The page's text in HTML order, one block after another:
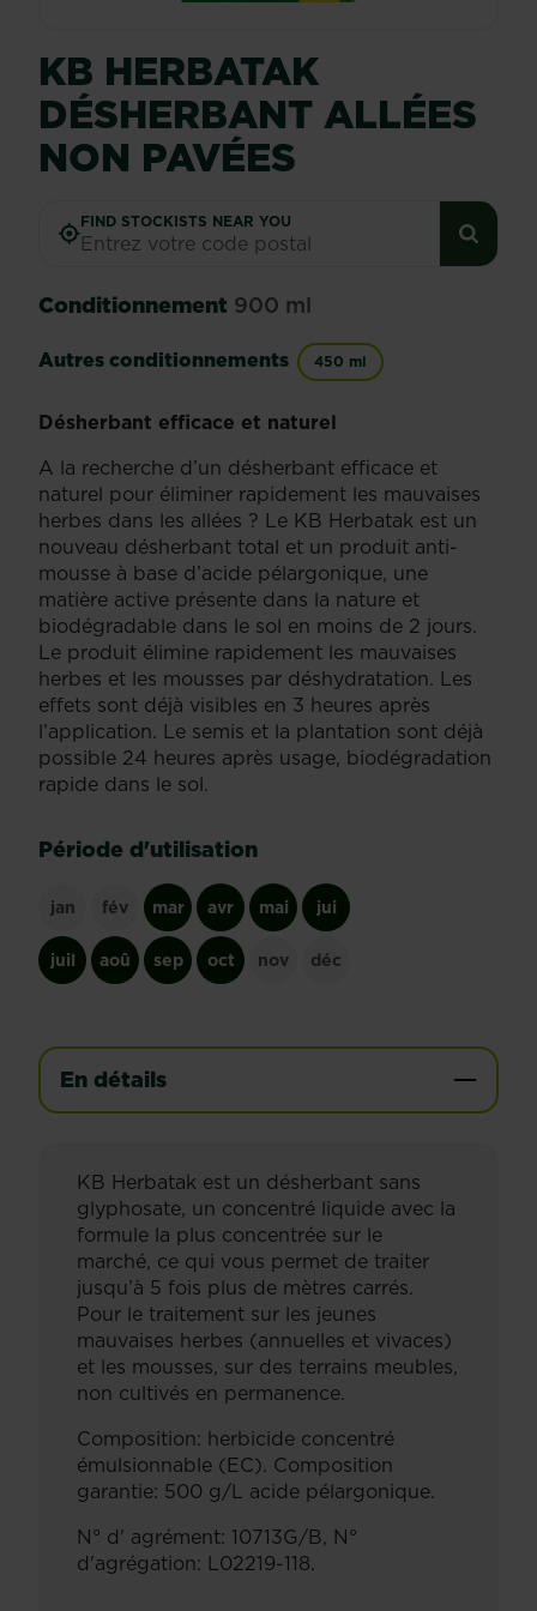
KB HERBATAK
DÉSHERBANT ALLÉES
NON PAVÉES
FIND STOCKISTS NEAR YOU
Conditionnement 900 ml
Autres conditionnements 450 ml
Désherbant efficace et naturel
A la recherche d’un désherbant efficace et
naturel pour éliminer rapidement les mauvaises
herbes dans les allées ? Le KB Herbatak est un
nouveau désherbant total et un produit anti-
mousse à base d’acide pélargonique, une
matière active présente dans la nature et
biodégradable dans le sol en moins de 2 jours.
Le produit élimine rapidement les mauvaises
herbes et les mousses par déshydratation. Les
effets sont déjà visibles en 3 heures après
l’application. Le semis et la plantation sont déjà
possible 24 heures après usage, biodégradation
rapide dans le sol.
Période d'utilisation
jan fév mar avr mai jui
juil aoû sep oct nov déc
En détails
KB Herbatak est un désherbant sans
glyphosate, un concentré liquide avec la
formule la plus concentrée sur le
marché, ce qui vous permet de traiter
jusqu’à 5 fois plus de mètres carrés.
Pour le traitement sur les jeunes
mauvaises herbes (annuelles et vivaces)
et les mousses, sur des terrains meubles,
non cultivés en permanence.
Composition: herbicide concentré
émulsionnable (EC). Composition
garantie: 500 g/L acide pélargonique.
N° d' agrément: 10713G/B, N°
d'agrégation: L02219-118.